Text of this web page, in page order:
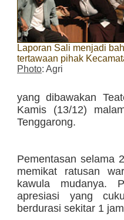
Laporan Sali menjadi
tertawaan pihak
Photo: Agri
yang dibawakan
Kamis (13/12)
Tenggarong.
Pementasan selama
memikat ratusan
kawula mudanya.
apresiasi yang
berdurasi sekitar 1